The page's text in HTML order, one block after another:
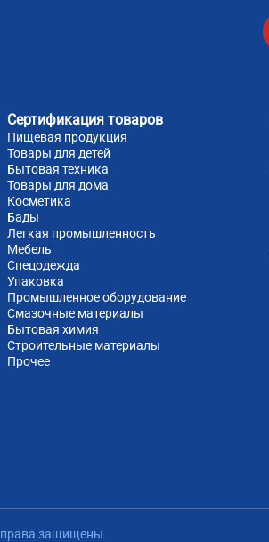
Сертификация товаров
Пищевая продукция
Товары для детей
Бытовая техника
Товары для дома
Косметика
Бады
Легкая промышленность
Мебель
Спецодежда
Упаковка
Промышленное оборудование
Смазочные материалы
Бытовая химия
Строительные материалы
Прочее
права защищены